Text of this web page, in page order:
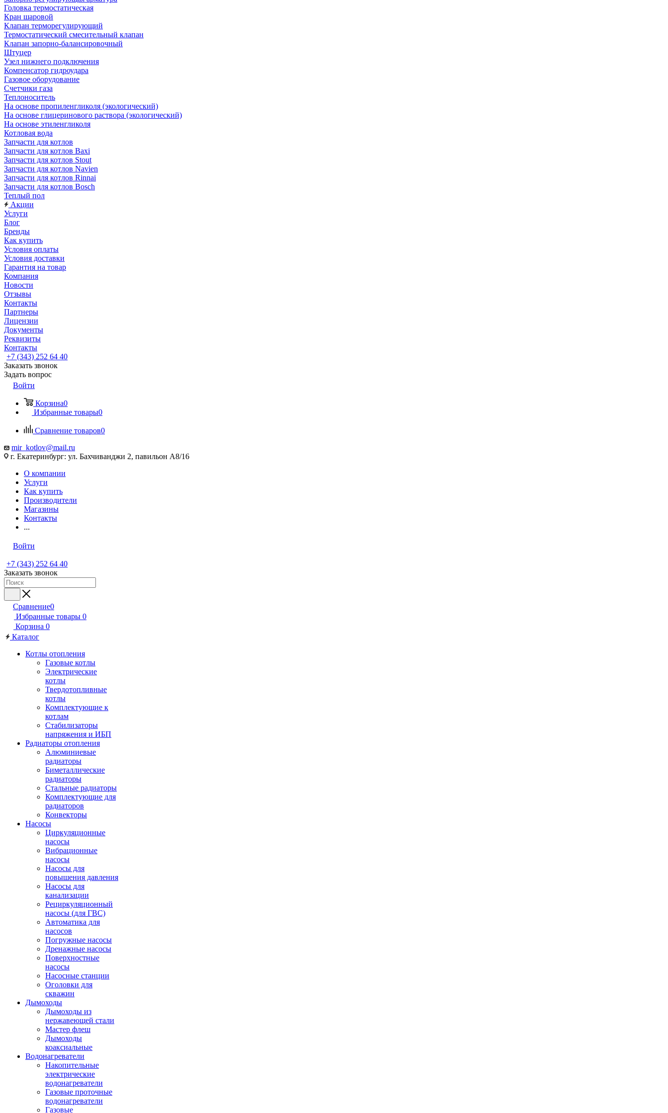
Головка термостатическая
Кран шаровой
Клапан терморегулирующий
Термостатический смесительный клапан
Клапан запорно-балансировочный
Штуцер
Узел нижнего подключения
Компенсатор гидроудара
Газовое оборудование
Счетчики газа
Теплоноситель
На основе пропиленгликоля (экологический)
На основе глицеринового раствора (экологический)
На основе этиленгликоля
Котловая вода
Запчасти для котлов
Запчасти для котлов Baxi
Запчасти для котлов Stout
Запчасти для котлов Navien
Запчасти для котлов Rinnai
Запчасти для котлов Bosch
Теплый пол
Акции
Услуги
Блог
Бренды
Как купить
Условия оплаты
Условия доставки
Гарантия на товар
Компания
Новости
Отзывы
Контакты
Партнеры
Лицензии
Документы
Реквизиты
Контакты
+7 (343) 252 64 40
Заказать звонок
Задать вопрос
Войти
Корзина0
Избранные товары0
Сравнение товаров0
mir_kotlov@mail.ru
г. Екатеринбург: ул. Бахчиванджи 2, павильон А8/16
О компании
Услуги
Как купить
Производители
Магазины
Контакты
...
Войти
+7 (343) 252 64 40
Заказать звонок
Сравнение0
Избранные товары 0
Корзина 0
Каталог
Котлы отопления
Газовые котлы
Электрические
котлы
Твердотопливные
котлы
Комплектующие к
котлам
Стабилизаторы
напряжения и ИБП
Радиаторы отопления
Алюминиевые
радиаторы
Биметаллические
радиаторы
Стальные радиаторы
Комплектующие для
радиаторов
Конвекторы
Насосы
Циркуляционные
насосы
Вибрационные
насосы
Насосы для
повышения давления
Насосы для
канализации
Рециркуляционный
насосы (для ГВС)
Автоматика для
насосов
Погружные насосы
Дренажные насосы
Поверхностные
насосы
Насосные станции
Оголовки для
скважин
Дымоходы
Дымоходы из
нержавеющей стали
Мастер флеш
Дымоходы
коаксиальные
Водонагреватели
Накопительные
электрические
водонагреватели
Газовые проточные
водонагреватели
Газовые